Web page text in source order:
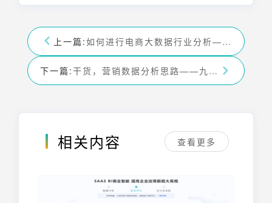
上一篇: 如何进行电商大数据行业分析——九数云
下一篇: 干货，营销数据分析思路——九数云
相关内容 查看更多